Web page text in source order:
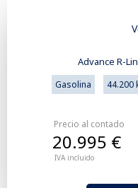
Advance R-
Gasolina 44.200
Precio al contado
IVA incluido
20.995 €